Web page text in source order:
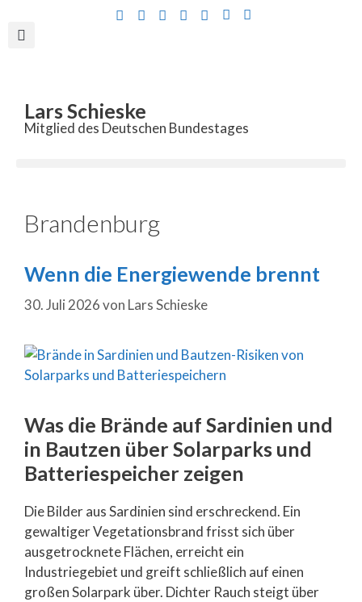
Lars Schieske
Mitglied des Deutschen Bundestages
Brandenburg
Wenn die Energiewende brennt
30. Juli 2026von Lars Schieske
Was die Brände auf Sardinien und
in Bautzen über Solarparks und
Batteriespeicher zeigen
Die Bilder aus Sardinien sind erschreckend. Ein
gewaltiger Vegetationsbrand frisst sich über
ausgetrocknete Flächen, erreicht ein
Industriegebiet und greift schließlich auf einen
großen Solarpark über. Dichter Rauch steigt über